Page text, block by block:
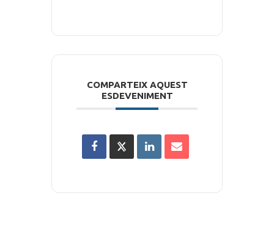
COMPARTEIX AQUEST
ESDEVENIMENT